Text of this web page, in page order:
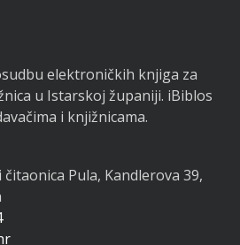
elektroničkih knjiga za
u Istarskoj županiji. iBiblos
i knjižnicama.
Pula, Kandlerova 39,